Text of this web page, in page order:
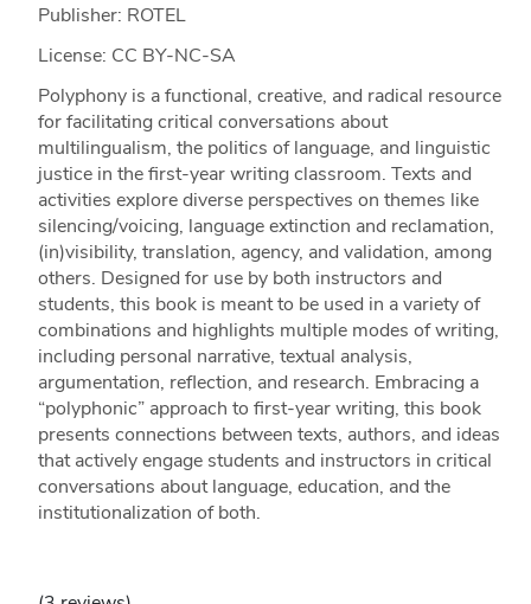
Publisher: ROTEL
License: CC BY-NC-SA
Polyphony is a functional, creative, and radical resource
for facilitating critical conversations about
multilingualism, the politics of language, and linguistic
justice in the first-year writing classroom. Texts and
activities explore diverse perspectives on themes like
silencing/voicing, language extinction and reclamation,
(in)visibility, translation, agency, and validation, among
others. Designed for use by both instructors and
students, this book is meant to be used in a variety of
combinations and highlights multiple modes of writing,
including personal narrative, textual analysis,
argumentation, reflection, and research. Embracing a
“polyphonic” approach to first-year writing, this book
presents connections between texts, authors, and ideas
that actively engage students and instructors in critical
conversations about language, education, and the
institutionalization of both.